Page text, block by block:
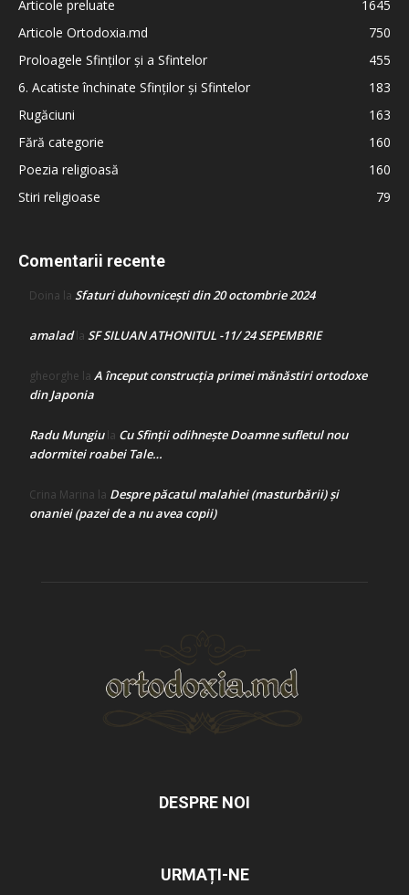
Articole preluate
1645
Articole Ortodoxia.md
750
Proloagele Sfinților și a Sfintelor
455
6. Acatiste închinate Sfinților și Sfintelor
183
Rugăciuni
163
Fără categorie
160
Poezia religioasă
160
Stiri religioase
79
Comentarii recente
Doina la Sfaturi duhovnicești din 20 octombrie 2024
amaladla SF SILUAN ATHONITUL -11/ 24 SEPEMBRIE
gheorghe la A început construcţia primei mănăstiri ortodoxe
din Japonia
Radu Mungiula Cu Sfinții odihnește Doamne sufletul nou
adormitei roabei Tale…
Crina Marina la Despre păcatul malahiei (masturbării) şi
onaniei (pazei de a nu avea copii)
DESPRE NOI
URMAȚI-NE